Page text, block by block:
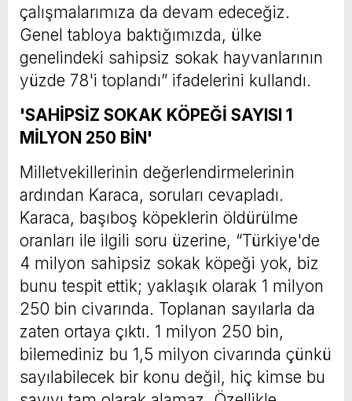
çalışmalarımıza da devam edeceğiz.
Genel tabloya baktığımızda, ülke
genelindeki sahipsiz sokak hayvanlarının
yüzde 78'i toplandı” ifadelerini kullandı.
'SAHİPSİZ SOKAK KÖPEĞİ SAYISI 1
MİLYON 250 BİN'
Milletvekillerinin değerlendirmelerinin
ardından Karaca, soruları cevapladı.
Karaca, başıboş köpeklerin öldürülme
oranları ile ilgili soru üzerine, “Türkiye'de
4 milyon sahipsiz sokak köpeği yok, biz
bunu tespit ettik; yaklaşık olarak 1 milyon
250 bin civarında. Toplanan sayılarla da
zaten ortaya çıktı. 1 milyon 250 bin,
bilemediniz bu 1,5 milyon civarında çünkü
sayılabilecek bir konu değil, hiç kimse bu